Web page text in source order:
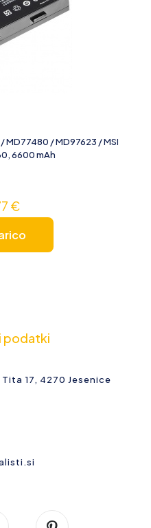
MD77480 / MD97623 / MSI
6600 mAh
€
podatki
17, 4270 Jesenice